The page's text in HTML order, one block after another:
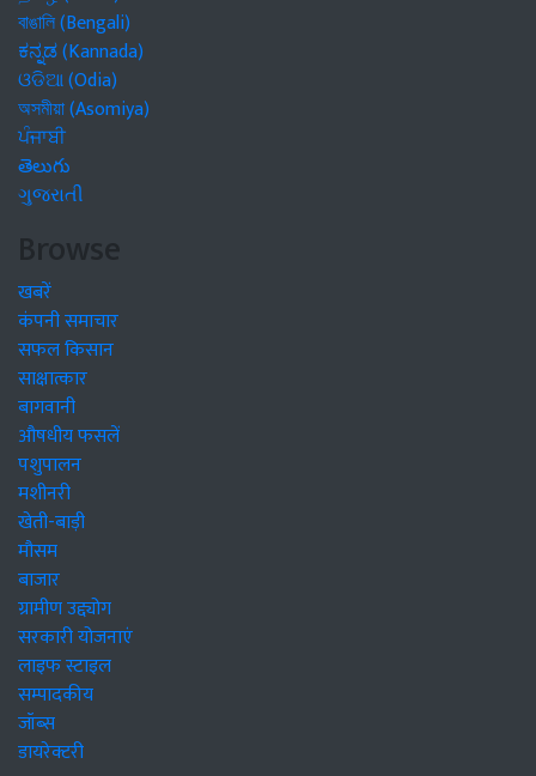
বাঙালি (Bengali)
ಕನ್ನಡ (Kannada)
ଓଡିଆ (Odia)
অসমীয়া (Asomiya)
ਪੰਜਾਬੀ
తెలుగు
ગુજરાતી
Browse
खबरें
कंपनी समाचार
सफल किसान
साक्षात्कार
बागवानी
औषधीय फसलें
पशुपालन
मशीनरी
खेती-बाड़ी
मौसम
बाजार
ग्रामीण उद्द्योग
सरकारी योजनाएं
लाइफ स्टाइल
सम्पादकीय
जॉब्स
डायरेक्टरी